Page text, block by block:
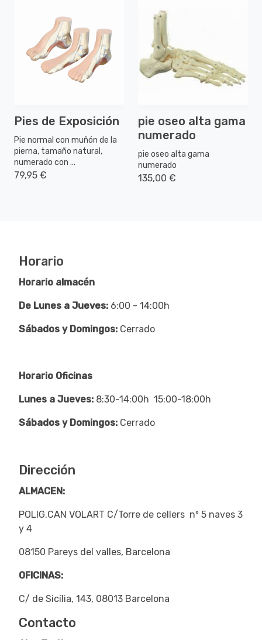
Pies de Exposición
Pie normal con muñón de la
pierna, tamaño natural,
numerado con ...
79,95 €
pie oseo alta gama
numerado
pie oseo alta gama
numerado
135,00 €
Horario
Horario almacén
De Lunes a Jueves: 6:00 - 14:00h
Sábados y Domingos: Cerrado
Horario Oficinas
Lunes a Jueves: 8:30-14:00h 15:00-18:00h
Sábados y Domingos: Cerrado
Dirección
ALMACEN:
POLIG.CAN VOLART C/Torre de cellers nº 5 naves 3
y 4
08150 Pareys del valles, Barcelona
OFICINAS:
C/ de Sicília, 143, 08013 Barcelona
Contacto